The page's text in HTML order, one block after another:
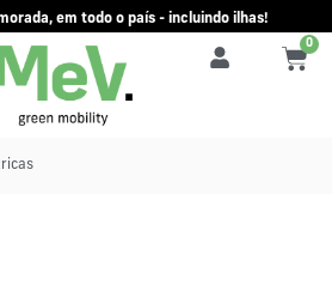
em todo o país - incluindo ilhas!
0